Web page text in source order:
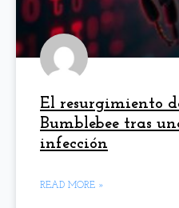
El resurgimiento
Bumblebee tras
infección
READ MORE »